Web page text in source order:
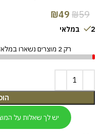
₪59
₪49
2 במלאי
רק 2 מוצרים נשארו במלאי!
יש לך שאלות על